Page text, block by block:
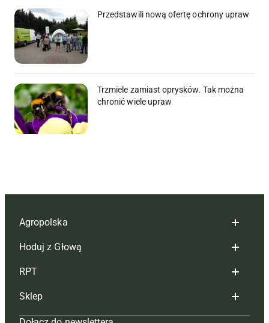
Przedstawili nową ofertę ochrony upraw
Trzmiele zamiast oprysków. Tak można
chronić wiele upraw
Agropolska
Redakcja
Reklama
Tagi
Hoduj z Głową
Hoduj z głową bydło
Hoduj z głową świnie
RPT
Redakcja
Sklep